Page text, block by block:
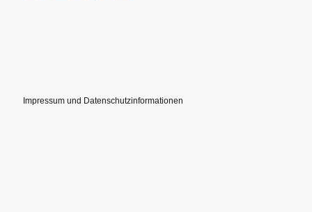
Impressum und Datenschutzinformationen